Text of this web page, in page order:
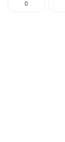
0